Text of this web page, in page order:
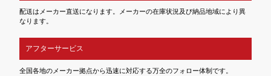
配送はメーカー直送になります。メーカーの在庫状況及び納品地域により異
なります。
アフターサービス
全国各地のメーカー拠点から迅速に対応する万全のフォロー体制です。